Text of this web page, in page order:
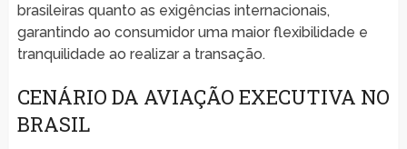
brasileiras quanto as exigências internacionais,
garantindo ao consumidor uma maior flexibilidade e
tranquilidade ao realizar a transação.
CENÁRIO DA AVIAÇÃO EXECUTIVA NO
BRASIL